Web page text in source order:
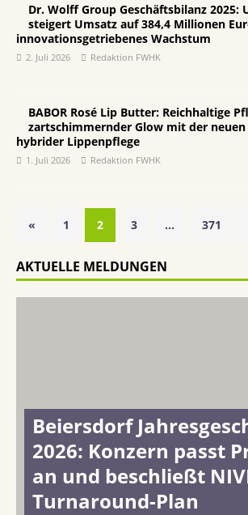
Dr. Wolff Group Geschäftsbilanz 2025:
steigert Umsatz auf 384,4 Millionen
innovationsgetriebenes Wachstum
2. Juli 2026 Redaktion FWHK
BABOR Rosé Lip Butter: Reichhaltige
zartschimmernder Glow mit der
hybrider Lippenpflege
1. Juli 2026 Redaktion FWHK
« 1 2 3 … 371
AKTUELLE MELDUNGEN
Beiersdorf
2026: Konzern passt
an und beschließt
Turnaround-Plan